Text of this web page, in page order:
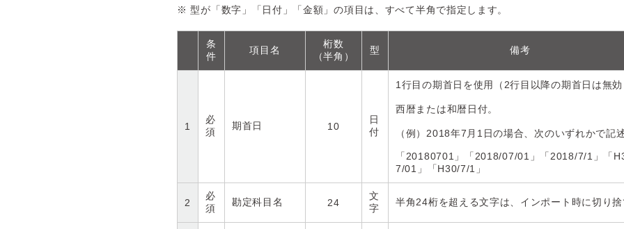
※ 型が「数字」「日付」「金額」の項目は、すべて半角で指定します。
条
件
項目名
桁数
（半角）
型 備考
1
必
須
期首日 10
日
付
1行目の期首日を使用（2行目以降の期首日は無
西暦または和暦日付。
（例）2018年7月1日の場合、次のいずれかで記
「20180701」「2018/07/01」「2018/7/1」「
7/01」「H30/7/1」
2
必
須
勘定科目名 24
文
字
半角24桁を超える文字は、インポート時に切り